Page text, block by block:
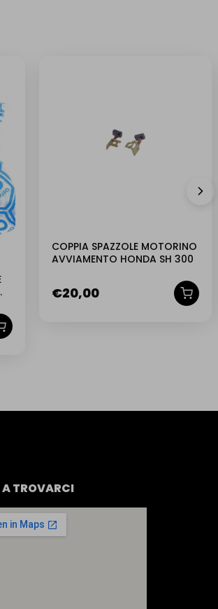
COPPIA SPAZZOLE MOTORINO
AVVIAMENTO HONDA SH 300
€20,00
TROVARCI